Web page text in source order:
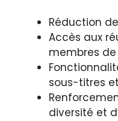
Réduction
Accès aux
membres de
sous-titres
diversité et